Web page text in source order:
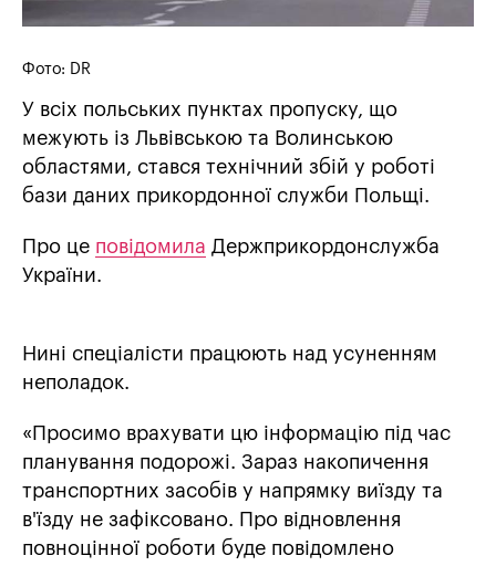
Фото: DR
У всіх польських пунктах пропуску, що
межують із Львівською та Волинською
областями, стався технічний збій у роботі
бази даних прикордонної служби Польщі.
Про це повідомила Держприкордонслужба
України.
Нині спеціалісти працюють над усуненням
неполадок.
«Просимо врахувати цю інформацію під час
планування подорожі. Зараз накопичення
транспортних засобів у напрямку виїзду та
в'їзду не зафіксовано. Про відновлення
повноцінної роботи буде повідомлено